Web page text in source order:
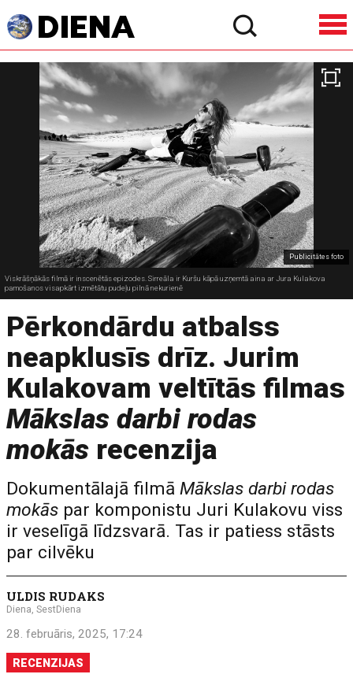
Publicitātes foto
Viskrāšņākās filmā ir inscenētās epizodes. Sirreāla ir Kuršu kāpā uzņemtā aina ar Jura Kulakova
pamošanos visapkārt izmētātu pudeļu pilnā nekurienē
Pērkondārdu atbalss
neapklusīs drīz. Jurim
Kulakovam veltītās filmas
Mākslas darbi rodas
mokās recenzija
Dokumentālajā filmāMākslas darbi rodas
mokās par komponistu Juri Kulakovu viss
ir veselīgā līdzsvarā. Tas ir patiess stāsts
par cilvēku
ULDIS RUDAKS
Diena, SestDiena
28. februāris, 2025, 17:24
RECENZIJAS